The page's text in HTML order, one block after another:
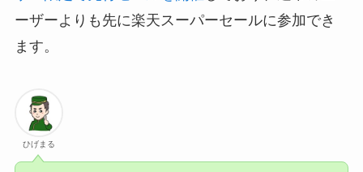
ーザーよりも先に楽天スーパーセールに参加でき
ます。
ひげまる